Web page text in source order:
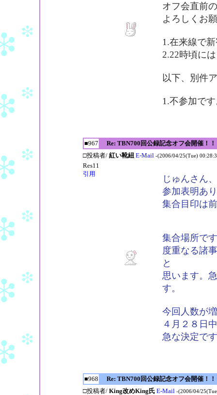
オフ会直前
よろしくお
1.在来線で
2.22時頃に
以下、別件
1.不参加で
■967 Re: TBN700回公録記念オフ会開催！！
□投稿者/ 紅い靴紐 E-Mail -(2006/04/25(Tue)
Res11
引用
じゅんさん
参加表明あ
集合目印は
集合場所で
度重なる諸
と
思います。
す。
今回人数が
４月２８日
急な決定で
■968 Re: TBN700回公録記念オフ会開催！！
□投稿者/ King改めKing氏 E-Mail -(2006/04/